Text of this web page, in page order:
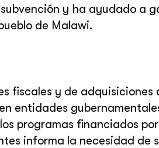
y ha ayudado a
de Malawi.
fiscales y de
entidades
programas financiados
informa la necesidad de